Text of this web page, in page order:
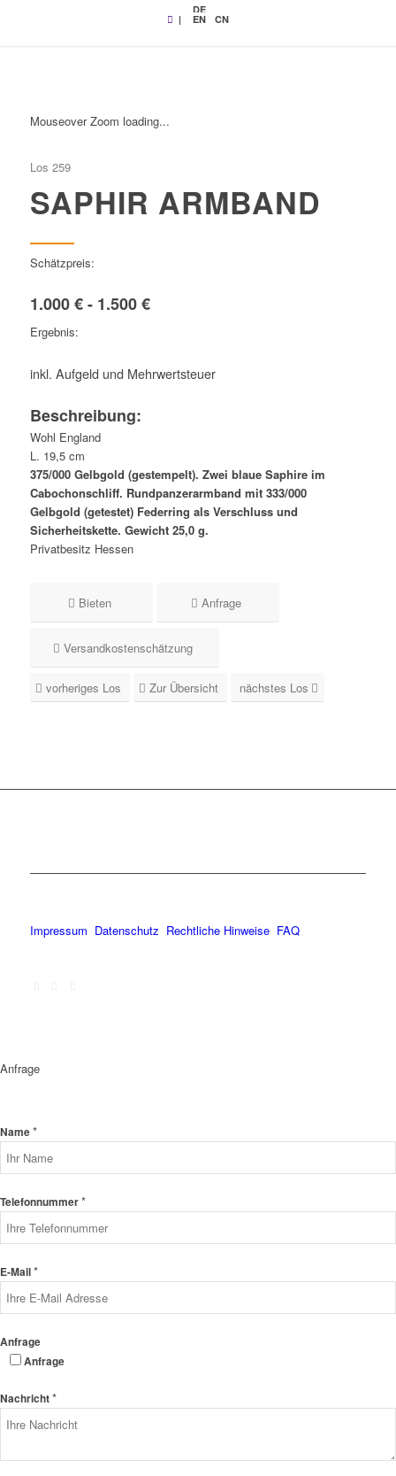
|
DE
EN CN
Mouseover Zoom loading...
Los 259
SAPHIR ARMBAND
Schätzpreis:
1.000 € - 1.500 €
Ergebnis:
inkl. Aufgeld und Mehrwertsteuer
Beschreibung:
Wohl England
L. 19,5 cm
375/000 Gelbgold (gestempelt). Zwei blaue Saphire im
Cabochonschliff. Rundpanzerarmband mit 333/000
Gelbgold (getestet) Federring als Verschluss und
Sicherheitskette. Gewicht 25,0 g.
Privatbesitz Hessen
Bieten Anfrage
Versandkostenschätzung
vorheriges Los Zur Übersicht nächstes Los
Impressum Datenschutz Rechtliche Hinweise FAQ
Anfrage
Name*
Telefonnummer*
E-Mail*
Anfrage
Anfrage
Nachricht*